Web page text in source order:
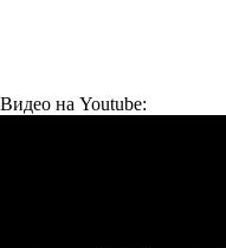
Видео на Youtube: